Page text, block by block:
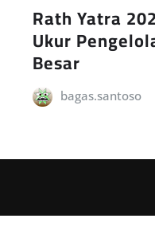
Rath Yatra
Ukur
Besar
bagas.santoso